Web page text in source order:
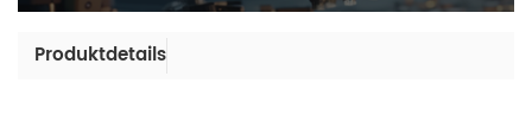
Produktdetails